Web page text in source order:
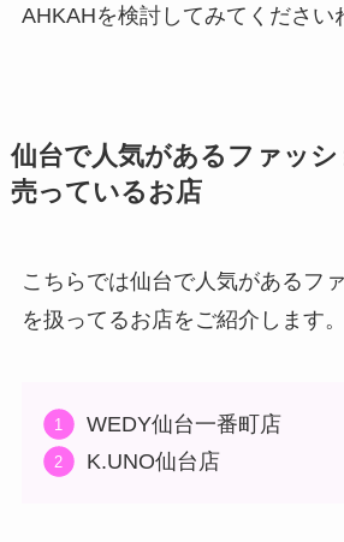
AHKAHを検討してみてください
仙台で人気があるファッ
売っているお店
こちらでは仙台で人気があるフ
を扱ってるお店をご紹介します。
WEDY仙台一番町店
K.UNO仙台店